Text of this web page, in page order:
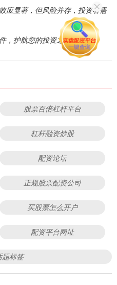
应显著，但风险并存，投资者需
控软件，护航您的投资之路！
股票百倍杠杆平台
杠杆融资炒股
配资论坛
正规股票配资公司
买股票怎么开户
配资平台网址
题标签